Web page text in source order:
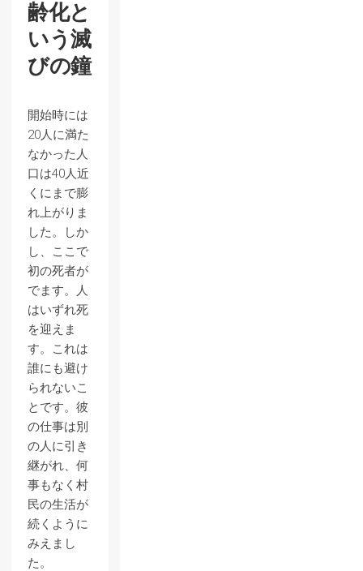
齢化と
いう滅
びの鐘
開始時には
20人に満た
なかった人
口は40人近
くにまで膨
れ上がりま
した。しか
し、ここで
初の死者が
でます。人
はいずれ死
を迎えま
す。これは
誰にも避け
られないこ
とです。彼
の仕事は別
の人に引き
継がれ、何
事もなく村
民の生活が
続くように
みえまし
た。